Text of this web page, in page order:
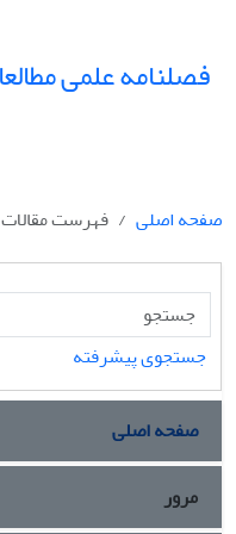
فصلنامه علمی
صفحه اصلی
فهرست مقالات
جستجوی پیشرفته
صفحه اصلی
مرور